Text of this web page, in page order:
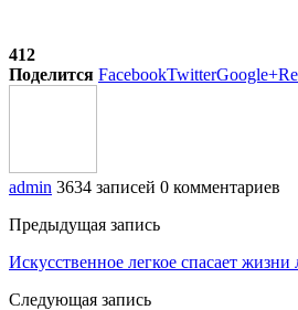
412
Поделится FacebookTwitterGoogle+
admin 3634 записей 0 комментариев
Предыдущая запись
Искусственное легкое спасает
Следующая запись